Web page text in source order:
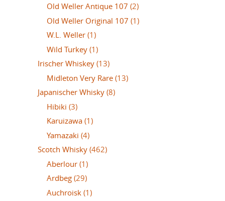
Old Weller Antique 107 (2)
Old Weller Original 107 (1)
W.L. Weller (1)
Wild Turkey (1)
Irischer Whiskey (13)
Midleton Very Rare (13)
Japanischer Whisky (8)
Hibiki (3)
Karuizawa (1)
Yamazaki (4)
Scotch Whisky (462)
Aberlour (1)
Ardbeg (29)
Auchroisk (1)